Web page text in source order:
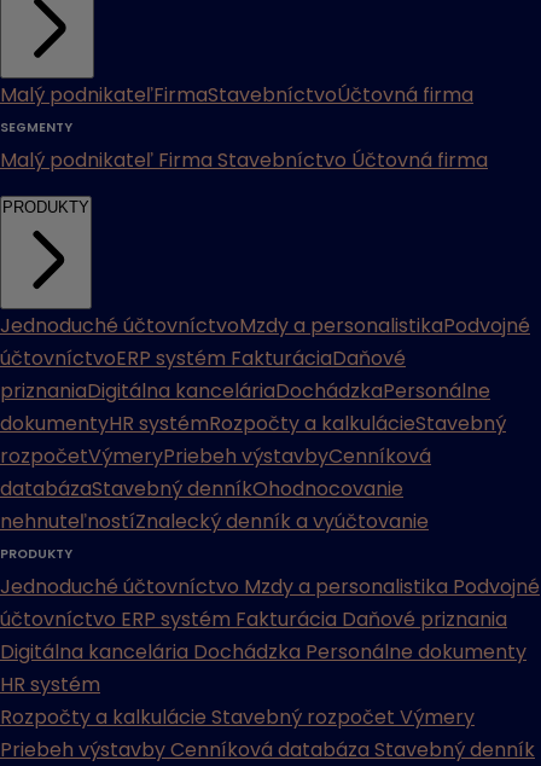
Malý podnikateľFirmaStavebníctvoÚčtovná firma
SEGMENTY
Malý podnikateľ Firma Stavebníctvo Účtovná firma
PRODUKTY
Jednoduché účtovníctvoMzdy a personalistikaPodvojné
účtovníctvoERP systém FakturáciaDaňové
priznaniaDigitálna kanceláriaDochádzkaPersonálne
dokumentyHR systémRozpočty a kalkulácieStavebný
rozpočetVýmeryPriebeh výstavbyCenníková
databázaStavebný denníkOhodnocovanie
nehnuteľnostíZnalecký denník a vyúčtovanie
PRODUKTY
Jednoduché účtovníctvo Mzdy a personalistika Podvojné
účtovníctvo ERP systém Fakturácia Daňové priznania
Digitálna kancelária Dochádzka Personálne dokumenty
HR systém
Rozpočty a kalkulácie Stavebný rozpočet Výmery
Priebeh výstavbyCenníková databáza Stavebný denník